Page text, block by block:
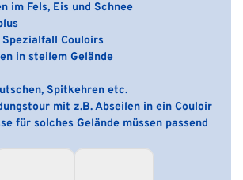
im Fels, Eis und Schnee
Couloirs
in steilem Gelände
Spitkehren etc.
mit z.B. Abseilen in ein Couloir
für solches Gelände müssen passend